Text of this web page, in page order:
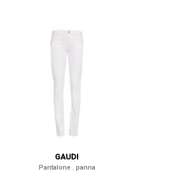
GAUDI
Pantalone . panna